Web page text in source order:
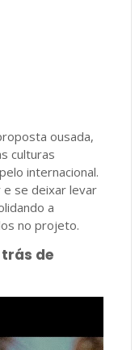
ousada,
culturas
internacional.
e se deixar levar
a
no projeto.
de